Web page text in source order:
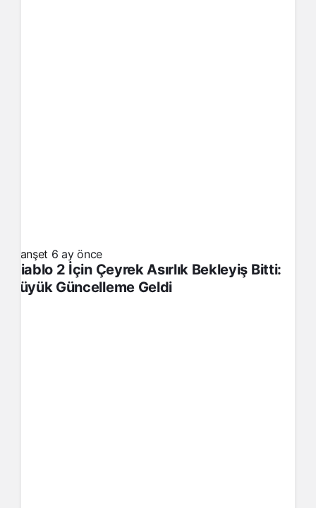
Manşet 6 ay önce
Diablo 2 İçin Çeyrek Asırlık Bekleyiş Bitti:
Büyük Güncelleme Geldi